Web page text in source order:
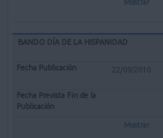
Mostrar
BANDO DÍA DE LA HISPANIDAD
22/09/2010
Mostrar